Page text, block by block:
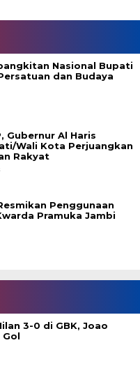
Nasional Bupati
dan Budaya
Gubernur Al Haris
Wali Kota Perjuangkan
Rakyat
Penggunaan
Pramuka Jambi
3-0 di GBK, Joao